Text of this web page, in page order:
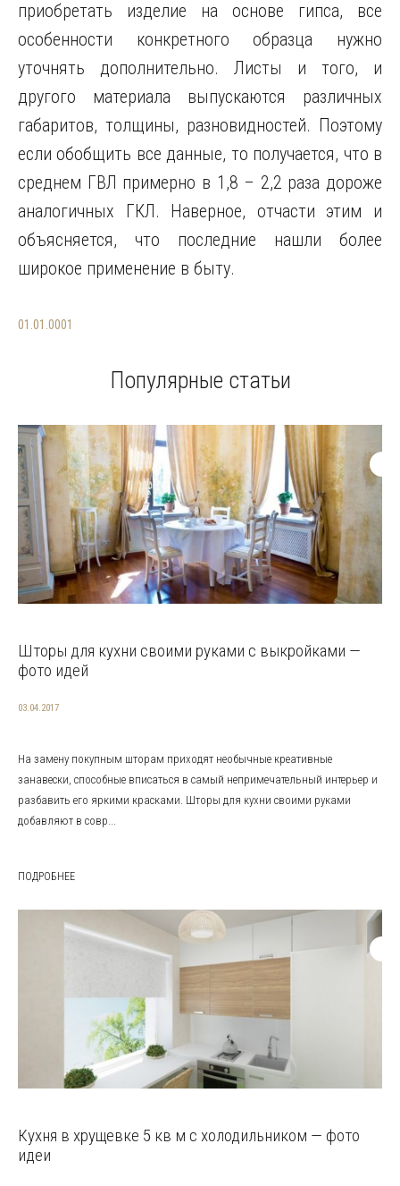
приобретать изделие на основе гипса, все
особенности конкретного образца нужно
уточнять дополнительно. Листы и того, и
другого материала выпускаются различных
габаритов, толщины, разновидностей. Поэтому
если обобщить все данные, то получается, что в
среднем ГВЛ примерно в 1,8 – 2,2 раза дороже
аналогичных ГКЛ. Наверное, отчасти этим и
объясняется, что последние нашли более
широкое применение в быту.
01.01.0001
Популярные статьи
Шторы для кухни своими руками с выкройками —
фото идей
03.04.2017
На замену покупным шторам приходят необычные креативные
занавески, способные вписаться в самый непримечательный интерьер и
разбавить его яркими красками. Шторы для кухни своими руками
добавляют в совр...
ПОДРОБНЕЕ
Кухня в хрущевке 5 кв м с холодильником — фото
идеи